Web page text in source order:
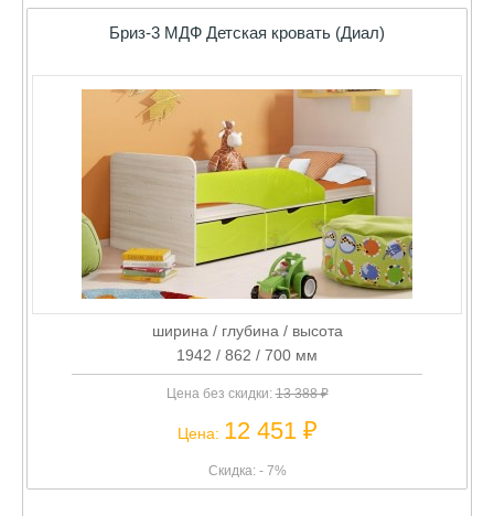
Бриз-3 МДФ Детская кровать (Диал)
ширина / глубина / высота
1942 / 862 / 700 мм
Цена без скидки:13 388 ₽
Цена: 12 451 ₽
Скидка: - 7%